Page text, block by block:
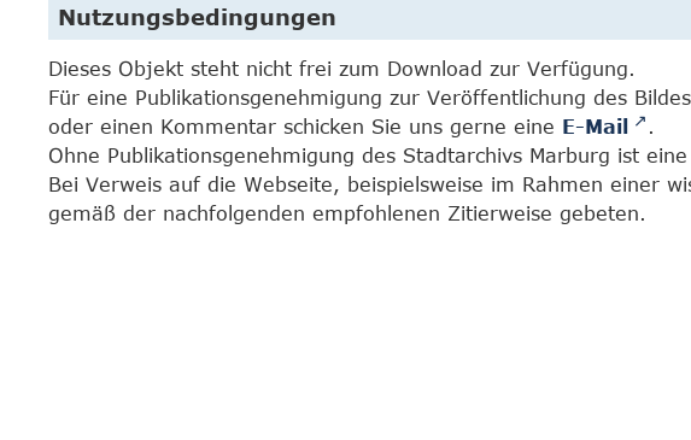
Nutzungsbedingungen
Dieses Objekt steht nicht frei zum Download zur Verfügung.
Für eine Publikationsgenehmigung zur Veröffentlichung des
oder einen Kommentar schicken Sie uns gerne eine E-Mail
.
Ohne Publikationsgenehmigung des Stadtarchivs Marburg ist
Bei Verweis auf die Webseite, beispielsweise im Rahmen einer
gemäß der nachfolgenden empfohlenen Zitierweise gebeten.